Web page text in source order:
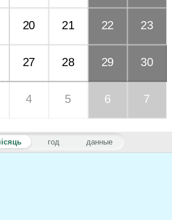
год данные
20 21 22 23
27 28 29 30
4 5 6 7